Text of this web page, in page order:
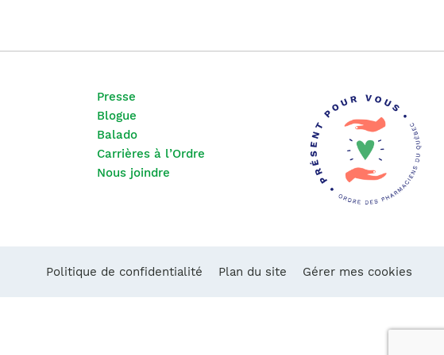
Presse
Blogue
Balado
Carrières à l’Ordre
Nous joindre
Politique de confidentialité Plan du site Gérer mes cookies